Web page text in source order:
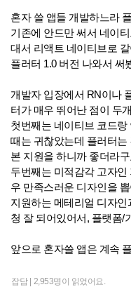
혼자 쓸 앱들 개발하느라
기존에 안드만 써서 네이
대서 리액트 네이티브로
플러터 1.0 버전 나와서 써
개발자 입장에서 RN이나
터가 매우 뛰어난 점이 두
첫번째는 네이티브 코드
때는 귀찮았는데 플러터는
본 지원을 하니까 좋더라구
두번째는 미적감각 고자
우 만족스러운 디자인을
지원하는 메테리얼 디자
청 잘 되어있어서, 플랫폼/
앞으로 혼자쓸 앱은 계속
잡담 | 2,953명이 읽었어요.